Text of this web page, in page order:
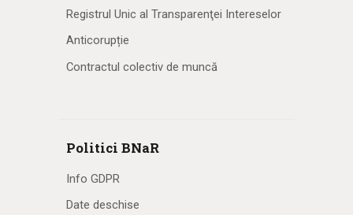
Registrul Unic al Transparenţei Intereselor
Anticorupție
Contractul colectiv de muncă
Politici BNaR
Info GDPR
Date deschise